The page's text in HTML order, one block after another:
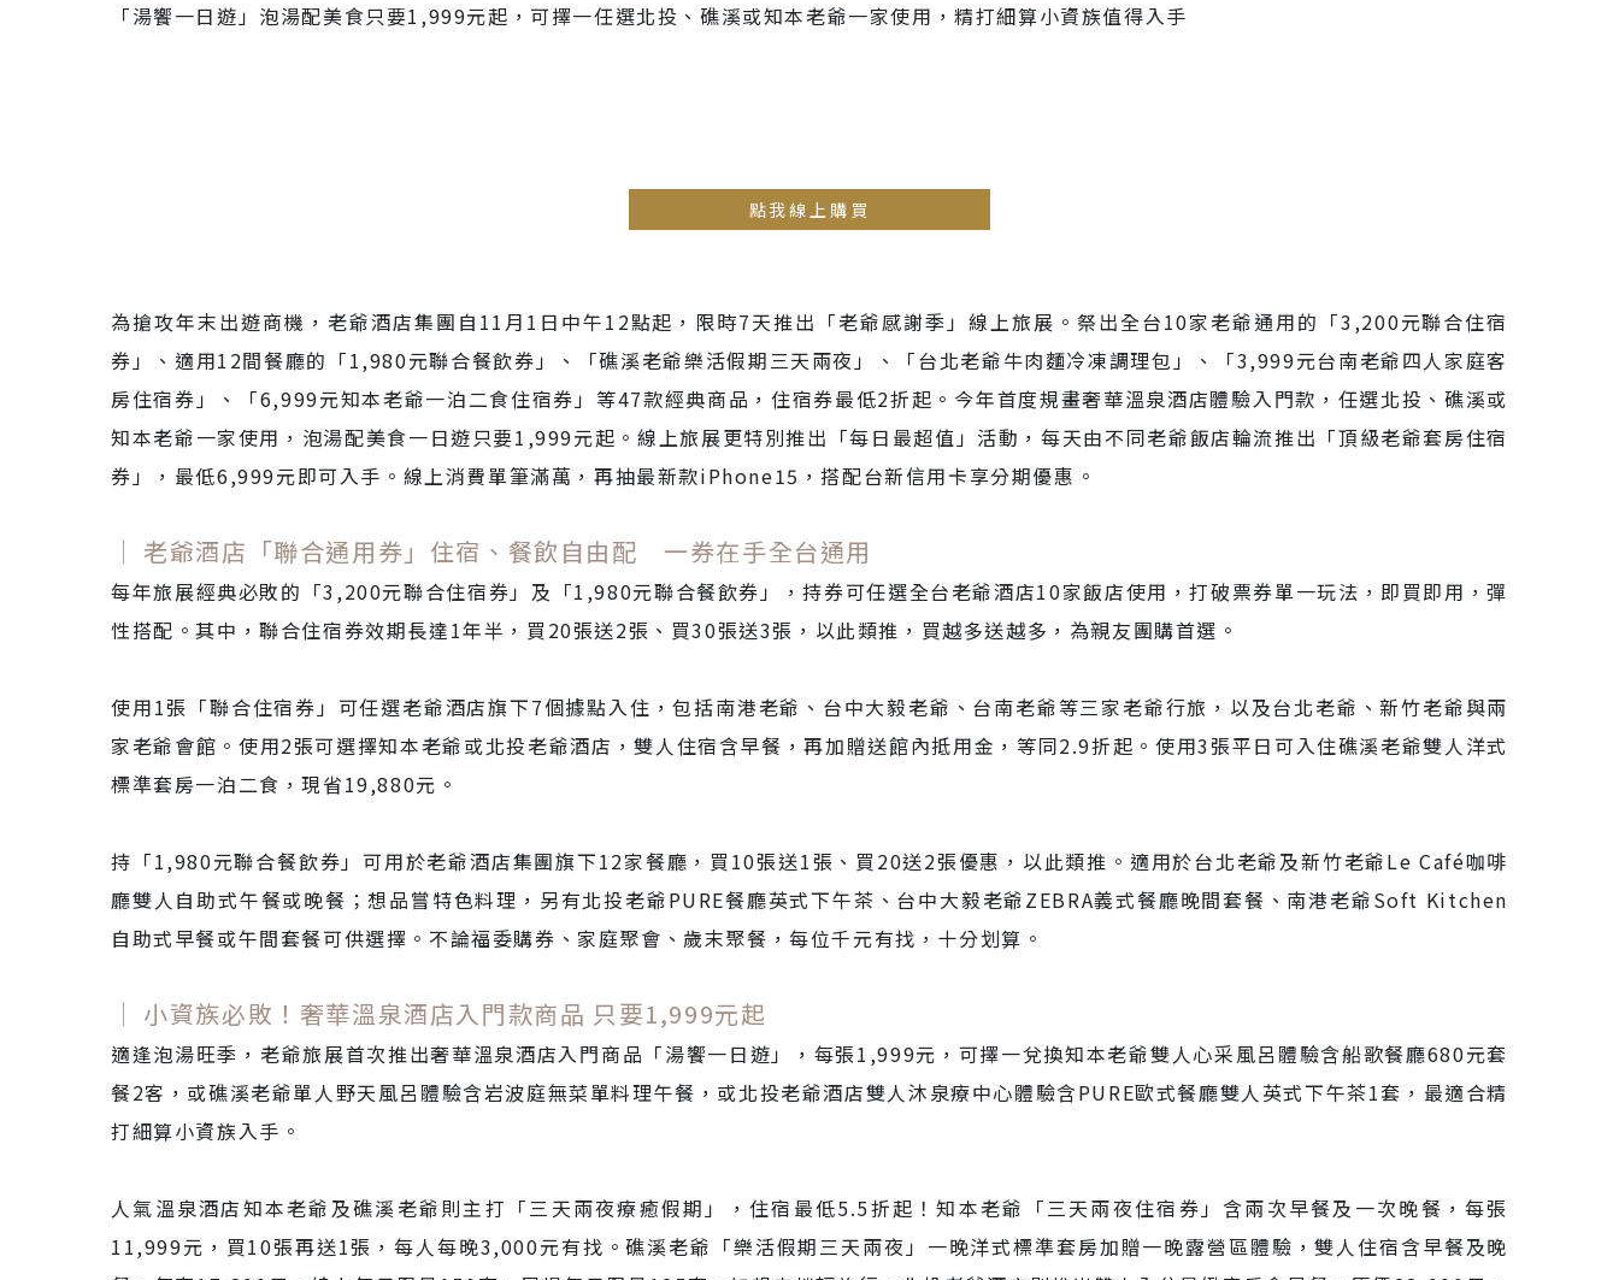
「湯饗一日遊」泡湯配美食只要1,999元起，可擇一任選北投、礁溪或知本老爺一家使用，精打細算小資族值得入手
點我線上購買
為搶攻年末出遊商機，老爺酒店集團自11月1日中午12點起，限時7天推出「老爺感謝季」線上旅展。祭出全台10家老爺通用的「3,200元聯合住宿
券」、適用12間餐廳的「1,980元聯合餐飲券」、「礁溪老爺樂活假期三天兩夜」、「台北老爺牛肉麵冷凍調理包」、「3,999元台南老爺四人家庭客
房住宿券」、「6,999元知本老爺一泊二食住宿券」等47款經典商品，住宿券最低2折起。今年首度規畫奢華溫泉酒店體驗入門款，任選北投、礁溪或
知本老爺一家使用，泡湯配美食一日遊只要1,999元起。線上旅展更特別推出「每日最超值」活動，每天由不同老爺飯店輪流推出「頂級老爺套房住宿
券」，最低6,999元即可入手。線上消費單筆滿萬，再抽最新款iPhone15，搭配台新信用卡享分期優惠。
｜ 老爺酒店「聯合通用券」住宿、餐飲自由配 一券在手全台通用
每年旅展經典必敗的「3,200元聯合住宿券」及「1,980元聯合餐飲券」，持券可任選全台老爺酒店10家飯店使用，打破票券單一玩法，即買即用，彈
性搭配。其中，聯合住宿券效期長達1年半，買20張送2張、買30張送3張，以此類推，買越多送越多，為親友團購首選。
使用1張「聯合住宿券」可任選老爺酒店旗下7個據點入住，包括南港老爺、台中大毅老爺、台南老爺等三家老爺行旅，以及台北老爺、新竹老爺與兩
家老爺會館。使用2張可選擇知本老爺或北投老爺酒店，雙人住宿含早餐，再加贈送館內抵用金，等同2.9折起。使用3張平日可入住礁溪老爺雙人洋式
標準套房一泊二食，現省19,880元。
持「1,980元聯合餐飲券」可用於老爺酒店集團旗下12家餐廳，買10張送1張、買20送2張優惠，以此類推。適用於台北老爺及新竹老爺Le Café咖啡
廳雙人自助式午餐或晚餐；想品嘗特色料理，另有北投老爺PURE餐廳英式下午茶、台中大毅老爺ZEBRA義式餐廳晚間套餐、南港老爺Soft Kitchen
自助式早餐或午間套餐可供選擇。不論福委購券、家庭聚會、歲末聚餐，每位千元有找，十分划算。
｜ 小資族必敗！奢華溫泉酒店入門款商品 只要1,999元起
適逢泡湯旺季，老爺旅展首次推出奢華溫泉酒店入門商品「湯饗一日遊」，每張1,999元，可擇一兌換知本老爺雙人心采風呂體驗含船歌餐廳680元套
餐2客，或礁溪老爺單人野天風呂體驗含岩波庭無菜單料理午餐，或北投老爺酒店雙人沐泉療中心體驗含PURE歐式餐廳雙人英式下午茶1套，最適合精
打細算小資族入手。
人氣溫泉酒店知本老爺及礁溪老爺則主打「三天兩夜療癒假期」，住宿最低5.5折起！知本老爺「三天兩夜住宿券」含兩次早餐及一次晚餐，每張
11,999元，買10張再送1張，每人每晚3,000元有找。礁溪老爺「樂活假期三天兩夜」一晚洋式標準套房加贈一晚露營區體驗，雙人住宿含早餐及晚